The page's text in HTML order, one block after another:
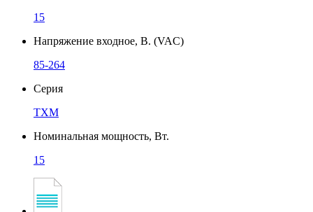
15
Напряжение входное, В. (VAC)
85-264
Серия
TXM
Номинальная мощность, Вт.
15